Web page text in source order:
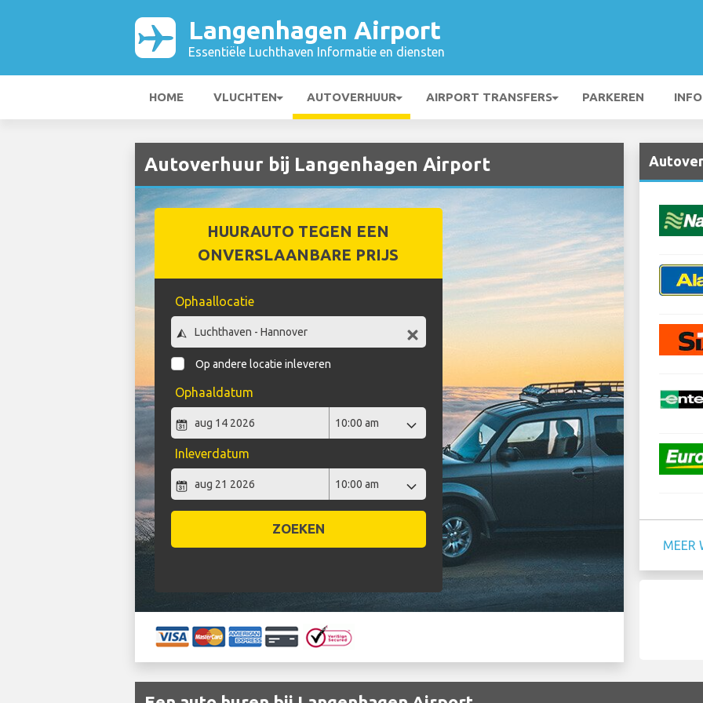
Langenhagen Airport
Essentiële Luchthaven Informatie en diensten
HOME VLUCHTEN AUTOVERHUUR AIRPORT TRANSFERS PARKEREN
Autoverhuur bij Langenhagen Airport
HUURAUTO TEGEN EEN
ONVERSLAANBARE PRIJS
Ophaallocatie
Op andere locatie inleveren
Ophaaldatum
Inleverdatum
ZOEKEN
MEER